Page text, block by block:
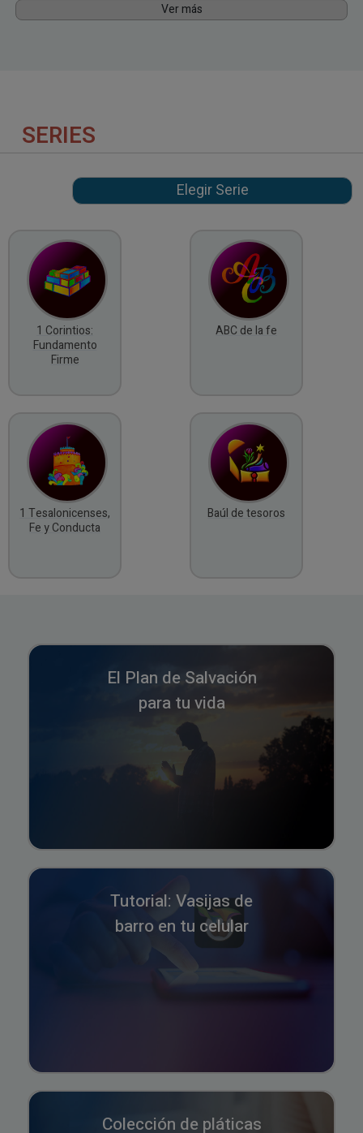
Ver más
El Plan de Salvación
para tu vida
Tutorial: Vasijas de
barro en tu celular
Colección de pláticas
SERIES
1 Corintios:
Fundamento
Firme
1 Tesalonicenses,
Fe y Conducta
ABC de la fe
Baúl de tesoros